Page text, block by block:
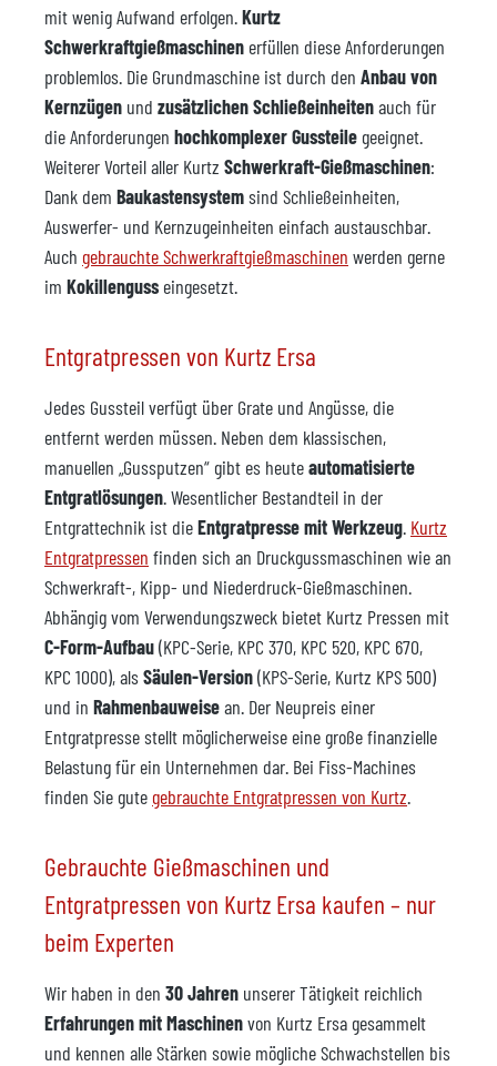
mit wenig Aufwand erfolgen.Kurtz
Schwerkraftgießmaschinen erfüllen diese Anforderungen
problemlos. Die Grundmaschine ist durch den Anbau von
Kernzügen und zusätzlichen Schließeinheitenauch für
die Anforderungen hochkomplexer Gussteile geeignet.
Weiterer Vorteil aller Kurtz Schwerkraft-Gießmaschinen:
Dank dem Baukastensystemsind Schließeinheiten,
Auswerfer- und Kernzugeinheiten einfach austauschbar.
Auch gebrauchte Schwerkraftgießmaschinen werden gerne
im Kokillenguss eingesetzt.
Entgratpressen von Kurtz Ersa
Jedes Gussteil verfügt über Grate und Angüsse, die
entfernt werden müssen. Neben dem klassischen,
manuellen „Gussputzen“ gibt es heuteautomatisierte
Entgratlösungen. Wesentlicher Bestandteil in der
Entgrattechnik ist dieEntgratpresse mit Werkzeug. Kurtz
Entgratpressen finden sich an Druckgussmaschinen wie an
Schwerkraft-, Kipp- und Niederdruck-Gießmaschinen.
Abhängig vom Verwendungszweck bietet Kurtz Pressen mit
C-Form-Aufbau(KPC-Serie, KPC 370, KPC 520, KPC 670,
KPC 1000), alsSäulen-Version(KPS-Serie, Kurtz KPS 500)
und in Rahmenbauweisean. Der Neupreis einer
Entgratpresse stellt möglicherweise eine große finanzielle
Belastung für ein Unternehmen dar. Bei Fiss-Machines
finden Sie gute gebrauchte Entgratpressen von Kurtz.
Gebrauchte Gießmaschinen und
Entgratpressen von Kurtz Ersa kaufen – nur
beim Experten
Wir haben in den 30 Jahren unserer Tätigkeit reichlich
Erfahrungen mit Maschinenvon Kurtz Ersa gesammelt
und kennen alle Stärken sowie mögliche Schwachstellen bis